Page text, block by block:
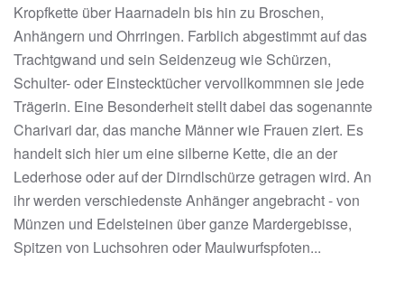
Kropfkette über Haarnadeln bis hin zu Broschen,
Anhängern und Ohrringen. Farblich abgestimmt auf das
Trachtgwand und sein Seidenzeug wie Schürzen,
Schulter- oder Einstecktücher vervollkommnen sie jede
Trägerin. Eine Besonderheit stellt dabei das sogenannte
Charivari dar, das manche Männer wie Frauen ziert. Es
handelt sich hier um eine silberne Kette, die an der
Lederhose oder auf der Dirndlschürze getragen wird. An
ihr werden verschiedenste Anhänger angebracht - von
Münzen und Edelsteinen über ganze Mardergebisse,
Spitzen von Luchsohren oder Maulwurfspfoten...